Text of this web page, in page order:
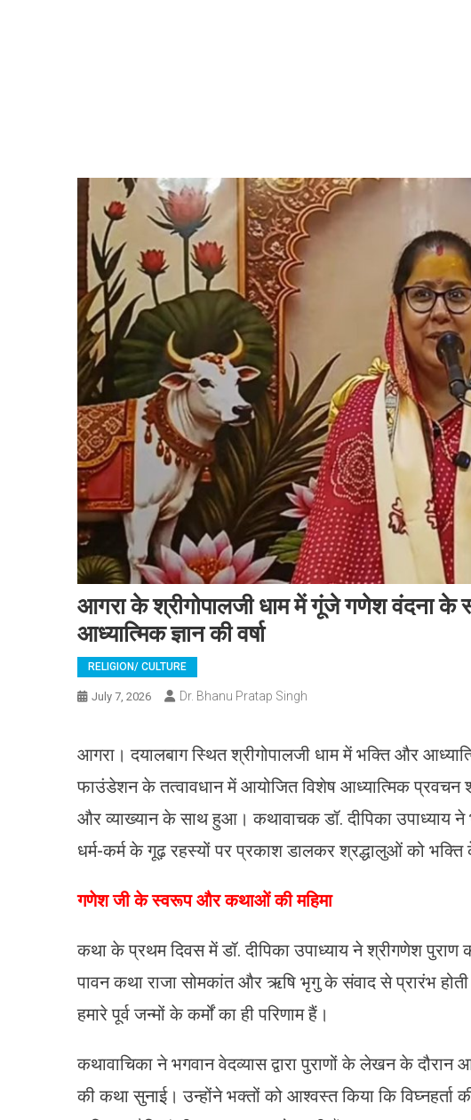
आगरा के श्रीगोपालजी धाम में गूंजे गणेश वंदना के
आध्यात्मिक ज्ञान की वर्षा
RELIGION/ CULTURE
July 7, 2026 Dr. Bhanu Pratap Singh
आगरा। दयालबाग स्थित श्रीगोपालजी धाम में भक्ति और
फाउंडेशन के तत्वावधान में आयोजित विशेष आध्यात्मिक प्रवचन
और व्याख्यान के साथ हुआ। कथावाचक डॉ. दीपिका उपाध्याय
धर्म-कर्म के गूढ़ रहस्यों पर प्रकाश डालकर श्रद्धालुओं को भक्ति
​गणेश जी के स्वरूप और कथाओं की महिमा
कथा के प्रथम दिवस में डॉ. दीपिका उपाध्याय ने श्रीगणेश पुराण
पावन कथा राजा सोमकांत और ऋषि भृगु के संवाद से प्रारंभ
हमारे पूर्व जन्मों के कर्मों का ही परिणाम हैं।
कथावाचिका ने भगवान वेदव्यास द्वारा पुराणों के लेखन के
की कथा सुनाई। उन्होंने भक्तों को आश्वस्त किया कि